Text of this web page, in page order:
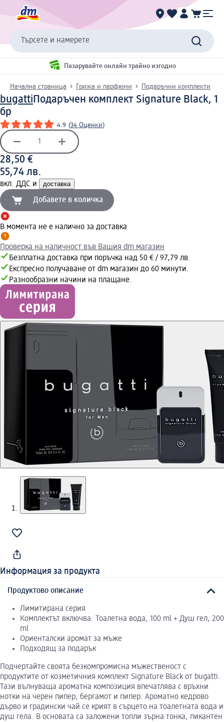
Търсете и намерете
Пазарувайте онлайн трайно изгодно
Начална страница Грижа и парфюми Подаръчни комплекти
bugattiПодаръчен комплект Signature Black, 1
бр
4.9 (34 Оценки)
28,50 €
55,74 лв.
вкл. ДДС и доставка
Добавете в количка
В момента не е налично за доставка
Проверка на наличност във Вашия dm магазин
Безплатна доставка при поръчка над 50 € / 97,79 лв.
Експресно получаване от dm магазин до 60 минути.
Разнообразни начини на плащане.
Информация за продукта
Продуктово описание
Лимитирана серия
Комплектът включва: Тоалетна вода, 100 ml + Душ гел, 200
ml
Ориенталски аромат за мъже
Подходящ за подарък
Подчертайте своята безкомпромисна мъжественост с
продуктите от козметичния комплект Signature Black от bugatti.
Тази вълнуваща ароматна композиция впечатлява с връхни
нотки на черен пипер, бергамот и пипер. Ароматно кедрово
дърво и градински чай се крият в сърцето на тоалетната вода и
душ гела. В основата са заложени топли зърна тонка, пикантен